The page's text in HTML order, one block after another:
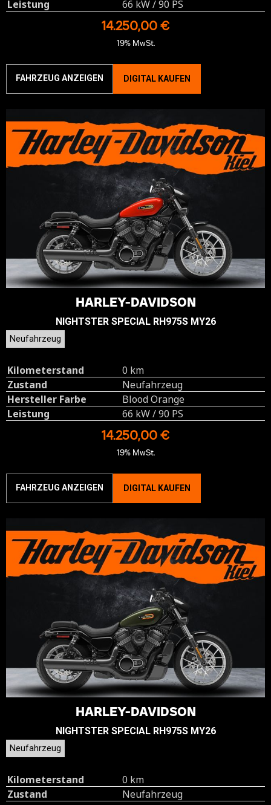
Leistung
66 kW / 90 PS
14.250,00 €
19% MwSt.
FAHRZEUG ANZEIGEN DIGITAL KAUFEN
HARLEY-DAVIDSON
NIGHTSTER SPECIAL RH975S MY26
Neufahrzeug
Kilometerstand
0 km
Zustand
Neufahrzeug
Hersteller Farbe
Blood Orange
Leistung
66 kW / 90 PS
14.250,00 €
19% MwSt.
FAHRZEUG ANZEIGEN DIGITAL KAUFEN
HARLEY-DAVIDSON
NIGHTSTER SPECIAL RH975S MY26
Neufahrzeug
Kilometerstand
0 km
Zustand
Neufahrzeug